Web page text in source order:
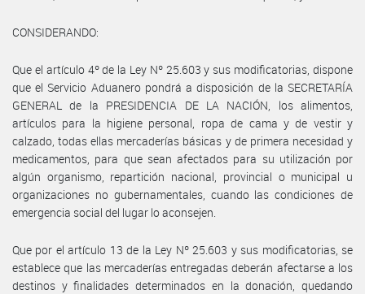
CONSIDERANDO:
Que el artículo 4º de la Ley Nº 25.603 y sus modificatorias, dispone
que el Servicio Aduanero pondrá a disposición de la SECRETARÍA
GENERAL de la PRESIDENCIA DE LA NACIÓN, los alimentos,
artículos para la higiene personal, ropa de cama y de vestir y
calzado, todas ellas mercaderías básicas y de primera necesidad y
medicamentos, para que sean afectados para su utilización por
algún organismo, repartición nacional, provincial o municipal u
organizaciones no gubernamentales, cuando las condiciones de
emergencia social del lugar lo aconsejen.
Que por el artículo 13 de la Ley Nº 25.603 y sus modificatorias, se
establece que las mercaderías entregadas deberán afectarse a los
destinos y finalidades determinados en la donación, quedando